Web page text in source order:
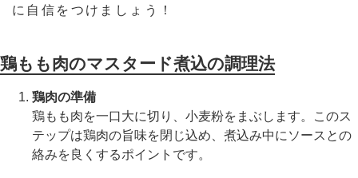
に自信をつけましょう！
鶏もも肉のマスタード煮込の調理法
鶏肉の準備
鶏もも肉を一口大に切り、小麦粉をまぶします。このス
テップは鶏肉の旨味を閉じ込め、煮込み中にソースとの
絡みを良くするポイントです。